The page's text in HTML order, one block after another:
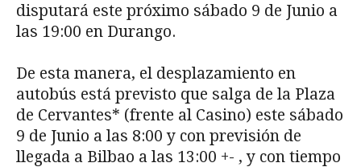
disputará este próximo sábado 9 de Junio a
las 19:00 en Durango.
De esta manera, el desplazamiento en
autobús está previsto que salga de la Plaza
de Cervantes* (frente al Casino) este sábado
9 de Junio a las 8:00 y con previsión de
llegada a Bilbao a las 13:00 +- , y con tiempo